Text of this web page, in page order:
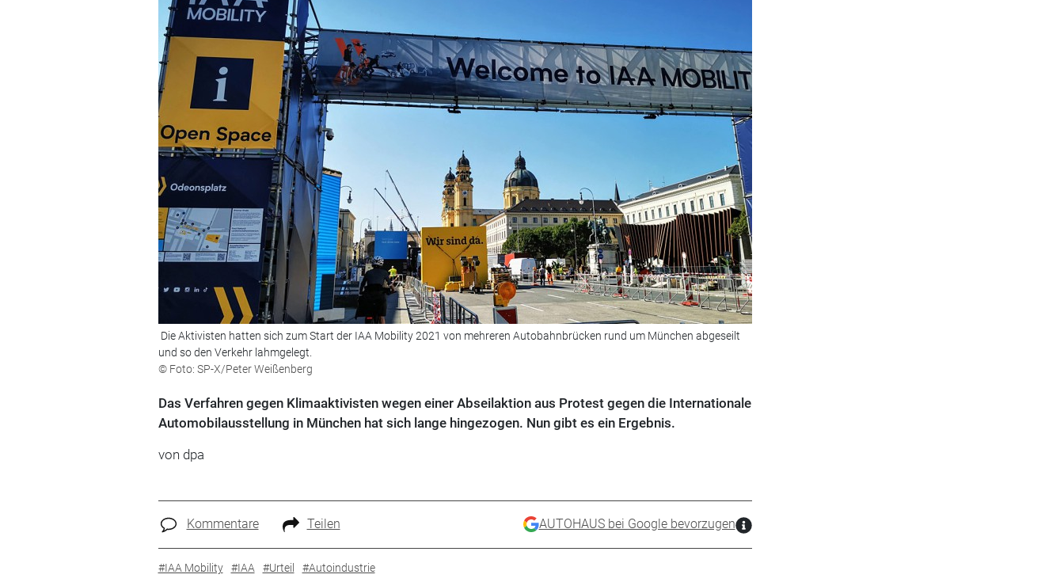
Die Aktivisten hatten sich zum Start der IAA Mobility 2021 von mehreren Autobahnbrücken rund um München abgeseilt
und so den Verkehr lahmgelegt.
© Foto: SP-X/Peter Weißenberg
Das Verfahren gegen Klimaaktivisten wegen einer Abseilaktion aus Protest gegen die Internationale
Automobilausstellung in München hat sich lange hingezogen. Nun gibt es ein Ergebnis.
von dpa
Kommentare Teilen AUTOHAUS bei Google bevorzugen
#IAA Mobility #IAA #Urteil #Autoindustrie